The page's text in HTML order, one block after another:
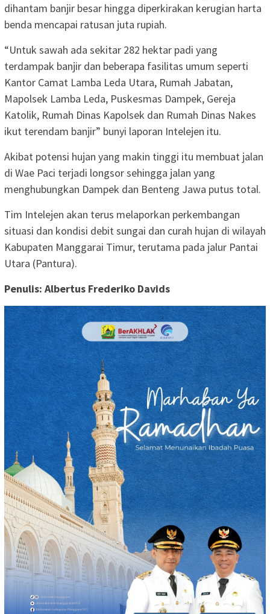
dihantam banjir besar hingga diperkirakan kerugian harta
benda mencapai ratusan juta rupiah.
“Untuk sawah ada sekitar 282 hektar padi yang
terdampak banjir dan beberapa fasilitas umum seperti
Kantor Camat Lamba Leda Utara, Rumah Jabatan,
Mapolsek Lamba Leda, Puskesmas Dampek, Gereja
Katolik, Rumah Dinas Kapolsek dan Rumah Dinas Nakes
ikut terendam banjir” bunyi laporan Intelejen itu.
Akibat potensi hujan yang makin tinggi itu membuat jalan
di Wae Paci terjadi longsor sehingga jalan yang
menghubungkan Dampek dan Benteng Jawa putus total.
Tim Intelejen akan terus melaporkan perkembangan
situasi dan kondisi debit sungai dan curah hujan di wilayah
Kabupaten Manggarai Timur, terutama pada jalur Pantai
Utara (Pantura).
Penulis: Albertus Frederiko Davids